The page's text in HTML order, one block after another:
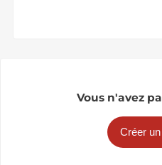
Vous n'avez
Créer